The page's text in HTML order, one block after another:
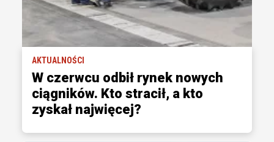
AKTUALNOŚCI
W czerwcu odbił rynek nowych
ciągników. Kto stracił, a kto
zyskał najwięcej?